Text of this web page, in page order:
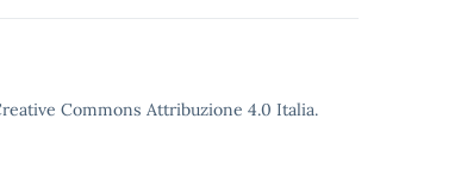
Commons Attribuzione 4.0 Italia.